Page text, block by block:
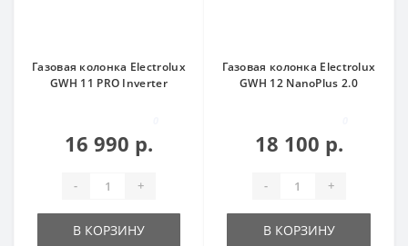
Газовая колонка Electrolux
GWH 11 PRO Inverter
16 990 р.
- +
В КОРЗИНУ
Газовая колонка Electrolux
GWH 12 NanoPlus 2.0
18 100 р.
- +
В КОРЗИНУ